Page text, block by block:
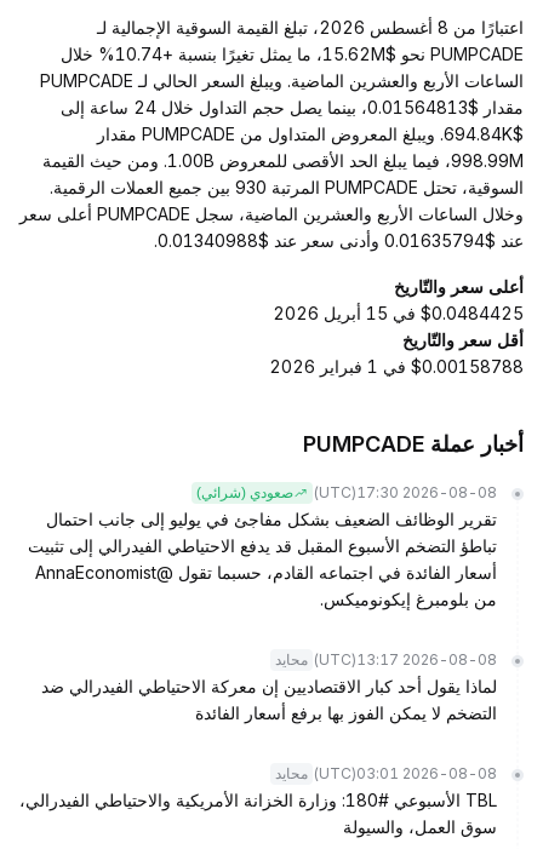
اعتبارًا من 8 أغسطس 2026، تبلغ القيمة السوقية الإجمالية لـ
PUMPCADE نحو $15.62M، ما يمثل تغيرًا بنسبة +10.74% خلال
الساعات الأربع والعشرين الماضية. ويبلغ السعر الحالي لـ PUMPCADE
مقدار $0.01564813، بينما يصل حجم التداول خلال 24 ساعة إلى
$694.84K. ويبلغ المعروض المتداول من PUMPCADE مقدار
998.99M، فيما يبلغ الحد الأقصى للمعروض 1.00B. ومن حيث القيمة
السوقية، تحتل PUMPCADE المرتبة 930 بين جميع العملات الرقمية.
وخلال الساعات الأربع والعشرين الماضية، سجل PUMPCADE أعلى سعر
عند $0.01635794 وأدنى سعر عند $0.01340988.
أعلى سعر والتّاريخ
$0.0484425 في 15 أبريل 2026
أقل سعر والتّاريخ
$0.00158788 في 1 فبراير 2026
أخبار عملة PUMPCADE
2026-08-08 17:30
(UTC) صعودي (شرائي)
تقرير الوظائف الضعيف بشكل مفاجئ في يوليو إلى جانب احتمال
تباطؤ التضخم الأسبوع المقبل قد يدفع الاحتياطي الفيدرالي إلى تثبيت
أسعار الفائدة في اجتماعه القادم، حسبما تقول @AnnaEconomist
من بلومبرغ إيكونوميكس.
2026-08-08 13:17
(UTC) محايد
لماذا يقول أحد كبار الاقتصاديين إن معركة الاحتياطي الفيدرالي ضد
التضخم لا يمكن الفوز بها برفع أسعار الفائدة
2026-08-08 03:01
(UTC) محايد
TBL الأسبوعي #180: وزارة الخزانة الأمريكية والاحتياطي الفيدرالي،
سوق العمل، والسيولة